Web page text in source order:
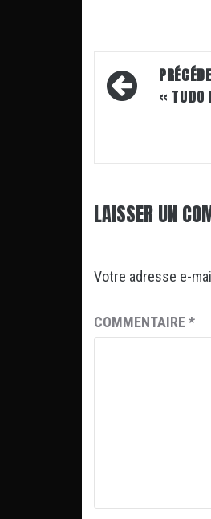
Navigation
d’article
« TUDO
LAISSER UN
Votre adresse e-
COMMENTAIRE*